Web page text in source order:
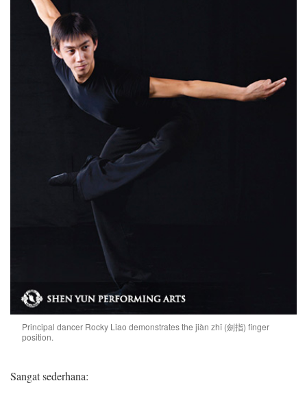
Principal dancer Rocky Liao demonstrates the jiàn zhǐ (劍指) finger
position.
Sangat sederhana: